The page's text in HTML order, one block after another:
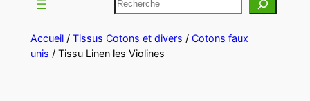
Accueil/ Tissus Cotons et divers / Cotons faux
unis / Tissu Linen les Violines